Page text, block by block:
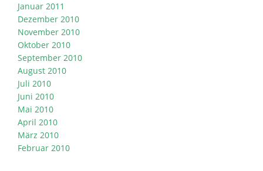
Januar 2011
Dezember 2010
November 2010
Oktober 2010
September 2010
August 2010
Juli 2010
Juni 2010
Mai 2010
April 2010
März 2010
Februar 2010